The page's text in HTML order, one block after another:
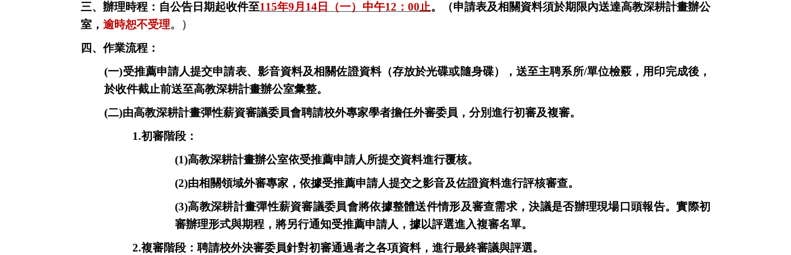
三、辦理時程：自公告日期起收件至115年9月 14 日（一）中午12 ： 00止。
（申請表及相關資料須於期限內送達高教深耕計畫辦公
室，逾時恕不受理。）
四、作業流程：
(一)受推薦申請人提交申請表、影音資料及相關佐證資料（存放於光碟或隨身碟），送至主聘系所/單位檢覈，用印完成後，
於收件截止前送至高教深耕計畫辦公室彙整。
(二)由高教深耕計畫彈性薪資審議委員會聘請校外專家學者擔任外審委員，分別進行初審及複審。
1.初審階段：
(1)高教深耕計畫辦公室依受推薦申請人所提交資料進行覆核。
(2)由相關領域外審專家，依據受推薦申請人提交之影音及佐證資料進行評核審查。
(3)高教深耕計畫彈性薪資審議委員會將依據整體送件情形及審查需求，決議是否辦理現場口頭報告。實際初
審辦理形式與期程，將另行通知受推薦申請人，據以評選進入複審名單。
2.複審階段：聘請校外決審委員針對初審通過者之各項資料，進行最終審議與評選。